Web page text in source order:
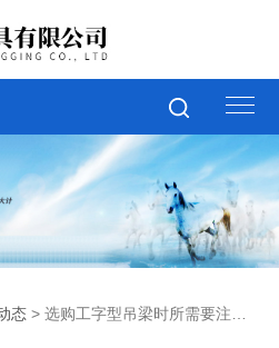
态 > 选购工字型吊梁时所需要注意的事项分享